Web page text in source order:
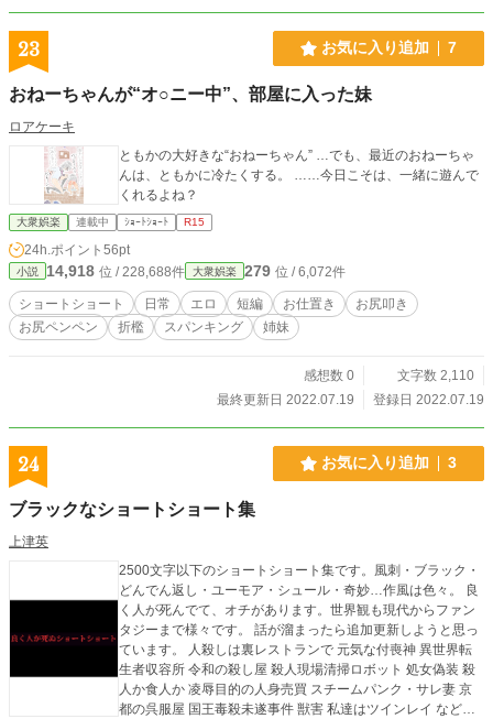
23 お気に入り追加 7
おねーちゃんが“オ○ニー中”、部屋に入った妹
ロアケーキ
ともかの大好きな“おねーちゃん” …でも、最近のおねーちゃ
んは、ともかに冷たくする。 ……今日こそは、一緒に遊んで
くれるよね？
大衆娯楽 連載中 ｼｮｰﾄｼｮｰﾄ R15
24h.ポイント 56pt
小説 14,918 位 / 228,688件 大衆娯楽 279 位 / 6,072件
ショートショート 日常 エロ 短編 お仕置き
お尻叩き
お尻ペンペン
折檻 スパンキング 姉妹
感想数 0
文字数 2,110
最終更新日 2022.07.19
登録日 2022.07.19
24 お気に入り追加 3
ブラックなショートショート集
上津英
2500文字以下のショートショート集です。風刺・ブラック・
どんでん返し・ユーモア・シュール・奇妙…作風は色々。 良
く人が死んでて、オチがあります。世界観も現代からファン
タジーまで様々です。 話が溜まったら追加更新しようと思っ
ています。 人殺しは裏レストランで 元気な付喪神 異世界転
生者収容所 令和の殺し屋 殺人現場清掃ロボット 処女偽装 殺
人か食人か 凌辱目的の人身売買 スチームパンク・サレ妻 京
都の呉服屋 国王毒殺未遂事件 獣害 私達はツインレイ など収